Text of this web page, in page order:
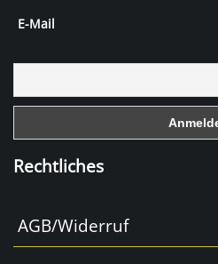
o
o
E-Mail
Rechtliches
AGB/Widerruf